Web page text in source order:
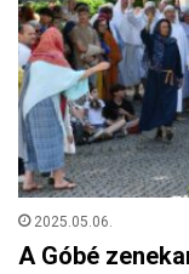
2025.05.06.
A Góbé